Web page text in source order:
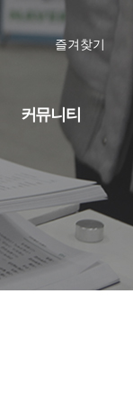
즐겨찾기
커뮤니티